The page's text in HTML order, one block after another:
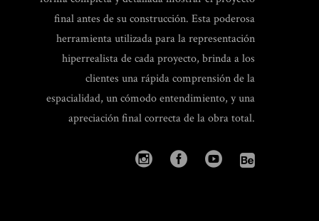
final antes de su construcción. Esta poderosa
herramienta utilizada para la representación
hiperrealista de cada proyecto, brinda a los
clientes una rápida comprensión de la
espacialidad, un cómodo entendimiento, y una
apreciación final correcta de la obra total.